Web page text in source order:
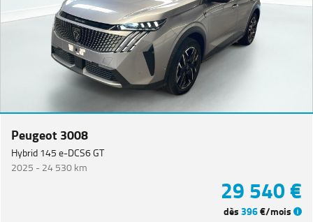
Peugeot 3008
Hybrid 145 e-DCS6 GT
2025 -24 530 km
29 540 €
dès396€/mois